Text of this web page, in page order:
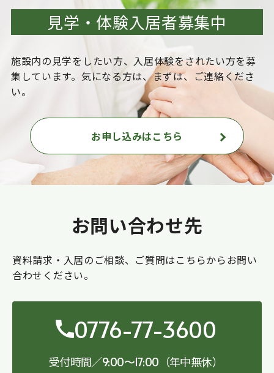
見学・体験入居者募集中
施設内の見学をしたい方、入居体験をされたい方を募
集しています。気になる方は、まずは、ご連絡くださ
い。
お申し込みはこちら
お問い合わせ先
資料請求・入居のご相談、ご質問はこちらからお問い
合わせください。
0776-77-3600
受付時間／9:00〜17:00 （年中無休）